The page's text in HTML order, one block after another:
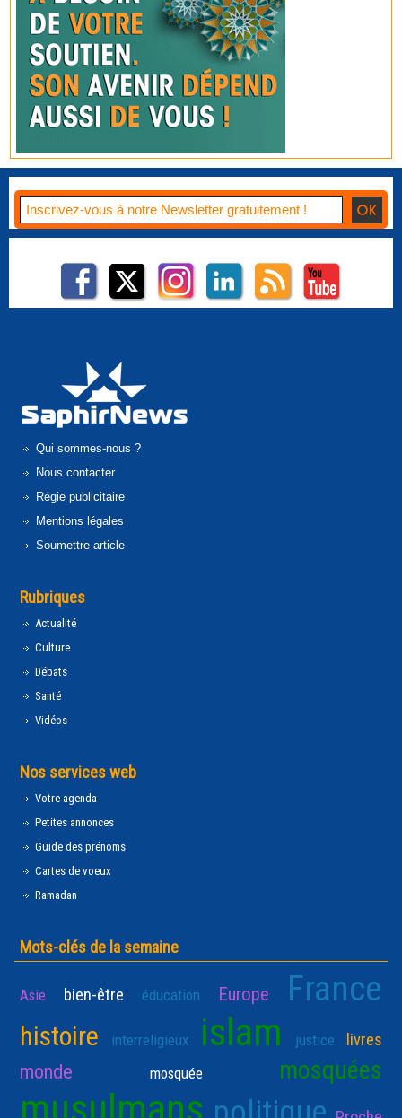
Qui sommes-nous ?
Nous contacter
Régie publicitaire
Mentions légales
Soumettre article
Rubriques
Actualité
Culture
Débats
Santé
Vidéos
Nos services web
Votre agenda
Petites annonces
Guide des prénoms
Cartes de voeux
Ramadan
Mots-clés de la semaine
Asie bien-être éducation Europe France
histoire interreligieux islam justice livres
monde mosquée mosquées